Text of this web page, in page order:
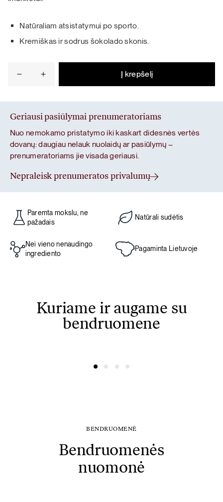
Natūraliam atsistatymui po sporto.
Kremiškas ir sodrus šokolado skonis.
produkto
Šokoladinių
baltymų
Į krepšelį
Geriausi pasiūlymai prenumeratoriams
Nuo nemokamo pristatymo iki kaskart didesnės vertės
dovanų: daugiau nelauk nuolaidų ar pasiūlymų –
prenumeratoriams jie visada geriausi.
Nepraleisk prenumeratos privalumų
Paremta mokslu, ne
pažadais
Natūrali sudėtis
Nei vieno nenaudingo
ingrediento
Pagaminta Lietuvoje
Kuriame ir augame su
bendruomene
BENDRUOMENĖ
Bendruomenės
nuomonė